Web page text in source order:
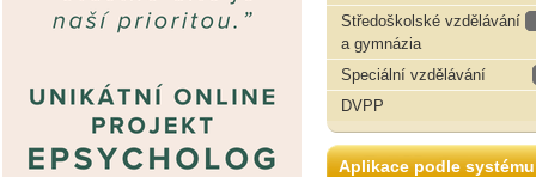
Středoškolské vzdělávání
a gymnázia
Speciální vzdělávání
DVPP
Aplikace podle systému